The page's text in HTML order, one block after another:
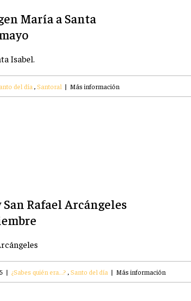
María a Santa
Isabel.
del día ,Santoral | Más información
Rafael Arcángeles
| ¿Sabes quién era...? ,Santo del día | Más información